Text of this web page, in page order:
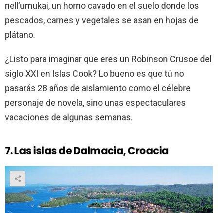
nell’umukai, un horno cavado en el suelo donde los
pescados, carnes y vegetales se asan en hojas de
plátano.
¿Listo para imaginar que eres un Robinson Crusoe del
siglo XXI en Islas Cook? Lo bueno es que tú no
pasarás 28 años de aislamiento como el célebre
personaje de novela, sino unas espectaculares
vacaciones de algunas semanas.
7. Las islas de Dalmacia, Croacia